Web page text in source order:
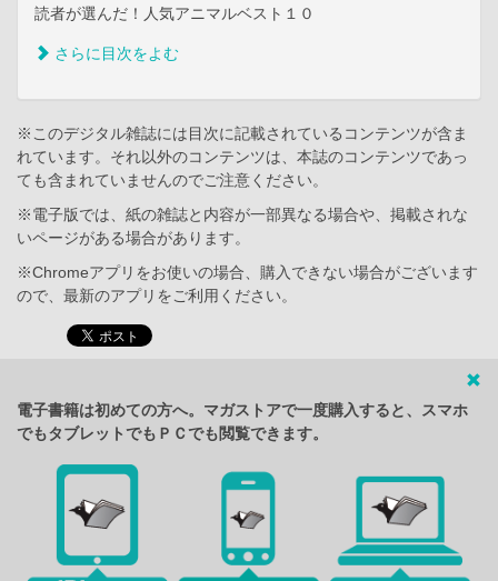
読者が選んだ！人気アニマルベスト１０
さらに目次をよむ
※このデジタル雑誌には目次に記載されているコンテンツが含ま
れています。それ以外のコンテンツは、本誌のコンテンツであっ
ても含まれていませんのでご注意ください。
※電子版では、紙の雑誌と内容が一部異なる場合や、掲載されな
いページがある場合があります。
※Chromeアプリをお使いの場合、購入できない場合がございます
ので、最新のアプリをご利用ください。
電子書籍は初めての方へ。マガストアで一度購入すると、スマホ
でもタブレットでもＰＣでも閲覧できます。